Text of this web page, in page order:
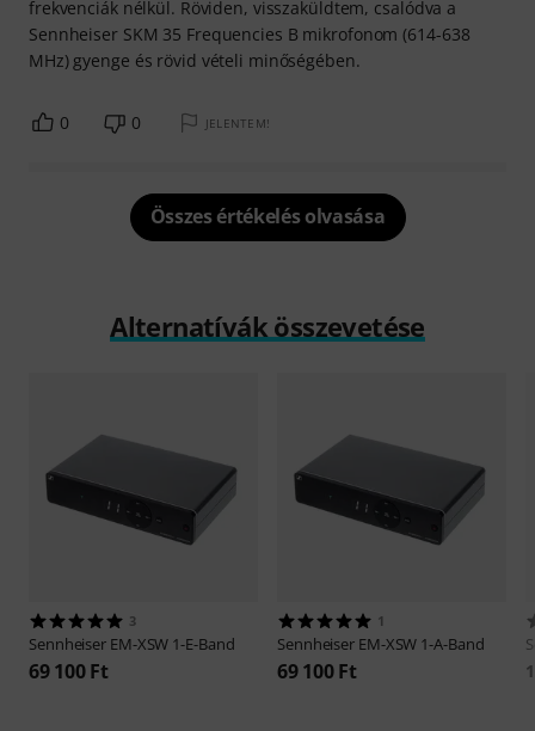
frekvenciák nélkül. Röviden, visszaküldtem, csalódva a
Sennheiser SKM 35 Frequencies B mikrofonom (614-638
MHz) gyenge és rövid vételi minőségében.
0 0 JELENTEM!
Összes értékelés olvasása
Alternatívák összevetése
3
Sennheiser EM-XSW 1-E-Band
69 100 Ft
1
Sennheiser EM-XSW 1-A-Band
69 100 Ft